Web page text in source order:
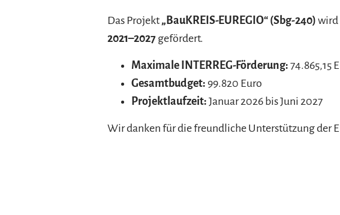
Das Projekt „BauKREIS-EUREGIO“ (Sbg-240) wird
2021–2027gefördert.
Maximale INTERREG-Förderung: 74.865,15
Gesamtbudget: 99.820 Euro
Projektlaufzeit: Januar 2026 bis Juni 2027
Wir danken für die freundliche Unterstützung der